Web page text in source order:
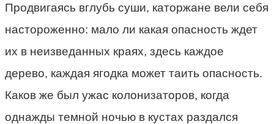
Продвигаясь вглубь суши, каторжане вели себя
настороженно: мало ли какая опасность ждет
их в неизведанных краях, здесь каждое
дерево, каждая ягодка может таить опасность.
Каков же был ужас колонизаторов, когда
однажды темной ночью в кустах раздался